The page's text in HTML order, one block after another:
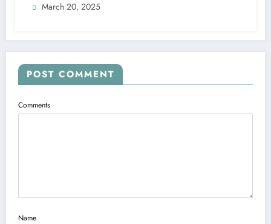
March 20, 2025
POST COMMENT
Comments
Name